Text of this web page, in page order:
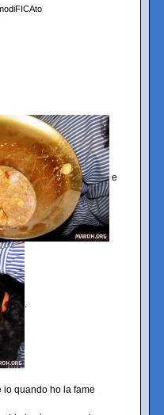
e
.
io quando ho la fame